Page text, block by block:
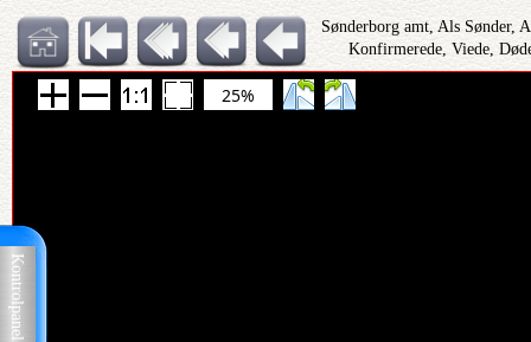
Kontrolpanel
Sønderborg amt, Als Sønder,
Konfirmerede, Viede,
25%